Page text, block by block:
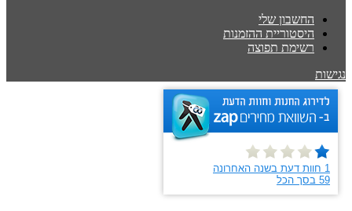
החשבון שלי
היסטוריית ההזמנות
רשימת תפוצה
נגישות